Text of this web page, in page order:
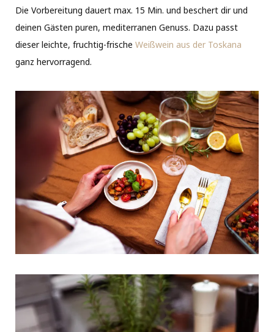
Die Vorbereitung dauert max. 15 Min. und beschert dir und
deinen Gästen puren, mediterranen Genuss. Dazu passt
dieser leichte, fruchtig-frische Weißwein aus der Toskana
ganz hervorragend.